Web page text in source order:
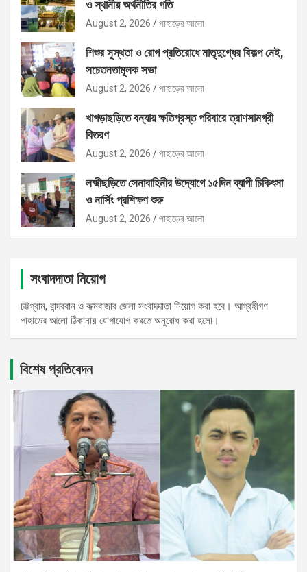
ও স্থানীয় অর্থনীতির গতি
August 2, 2026 পাহাড়ের আলো
শিশুর সুস্থতা ও রোগ প্রতিরোধে মাতৃদুগ্ধের বিকল্প নেই,
সচেতনতামূলক সভা
August 2, 2026 পাহাড়ের আলো
খাগড়াছড়িতে বন্যায় ক্ষতিগ্রস্ত পরিবারে ত্রাণসামগ্রী
বিতরণ
August 2, 2026 পাহাড়ের আলো
লক্ষ্মীছড়িতে সেনাবাহিনীর উদ্যোগে ১৫দিন ব্যাপী চিকিৎসা
ও নার্সিং প্রশিক্ষণ শুরু
August 2, 2026 পাহাড়ের আলো
সংবাদদাতা নিয়োগ
চট্টগ্রাম, বান্দরবান ও কক্মবাজার জেলা সংবাদদাতা নিয়োগ করা হবে। আগ্রহীগণ
পাহাড়ের আলো ঠিকানায় যোগাযোগ করতে অনুরোধ করা হলো।
বিশেষ প্রতিবেদন